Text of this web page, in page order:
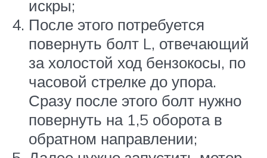
искры;
После этого потребуется
повернуть болт L, отвечающий
за холостой ход бензокосы, по
часовой стрелке до упора.
Сразу после этого болт нужно
повернуть на 1,5 оборота в
обратном направлении;